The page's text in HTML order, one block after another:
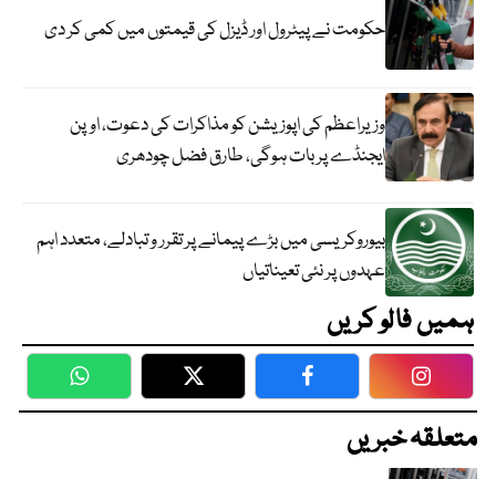
حکومت نے پیٹرول اور ڈیزل کی قیمتوں میں کمی کر دی
وزیراعظم کی اپوزیشن کو مذاکرات کی دعوت، اوپن
ایجنڈے پر بات ہوگی، طارق فضل چودھری
بیوروکریسی میں بڑے پیمانے پر تقرر و تبادلے، متعدد اہم
عہدوں پر نئی تعیناتیاں
ہمیں فالو کریں
WhatsApp Twitter Facebook
متعلقہ خبریں